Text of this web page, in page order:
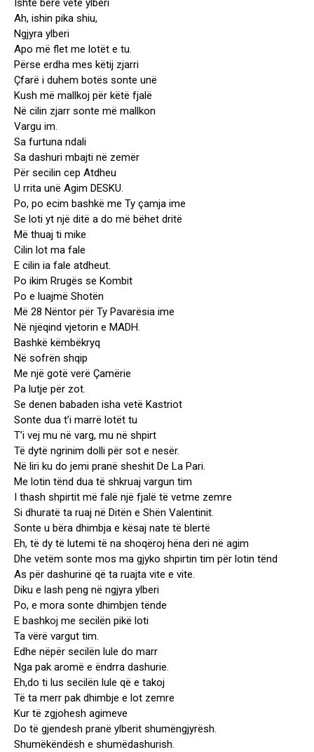
Ishte bërë vetë ylberi
Ah, ishin pika shiu,
Ngjyra ylberi
Apo më flet me lotët e tu.
Përse erdha mes këtij zjarri
Çfarë i duhem botës sonte unë
Kush më mallkoj për këtë fjalë
Në cilin zjarr sonte më mallkon
Vargu im.
Sa furtuna ndali
Sa dashuri mbajti në zemër
Për secilin cep Atdheu
U rrita unë Agim DESKU.
Po, po ecim bashkë me Ty çamja ime
Se loti yt një ditë a do më bëhet dritë
Më thuaj ti mike
Cilin lot ma fale
E cilin ia fale atdheut.
Po ikim Rrugës se Kombit
Po e luajmë Shotën
Më 28 Nëntor për Ty Pavarësia ime
Në njëqind vjetorin e MADH.
Bashkë këmbëkryq
Në sofrën shqip
Me një gotë verë Çamërie
Pa lutje për zot.
Se denen babaden isha vetë Kastriot
Sonte dua t’i marrë lotët tu
T’i vej mu në varg, mu në shpirt
Të dytë ngrinim dolli për sot e nesër.
Në liri ku do jemi pranë sheshit De La Pari.
Me lotin tënd dua të shkruaj vargun tim
I thash shpirtit më falë një fjalë të vetme zemre
Si dhuratë ta ruaj në Ditën e Shën Valentinit.
Sonte u bëra dhimbja e kësaj nate të blertë
Eh, të dy të lutemi të na shoqëroj hëna deri në agim
Dhe vetëm sonte mos ma gjyko shpirtin tim për lotin tënd
As për dashurinë që ta ruajta vite e vite.
Diku e lash peng në ngjyra ylberi
Po, e mora sonte dhimbjen tënde
E bashkoj me secilën pikë loti
Ta vërë vargut tim.
Edhe nëpër secilën lule do marr
Nga pak aromë e ëndrra dashurie.
Eh,do ti lus secilën lule që e takoj
Të ta merr pak dhimbje e lot zemre
Kur të zgjohesh agimeve
Do të gjendesh pranë ylberit shumëngjyrësh.
Shumëkëndësh e shumëdashurish.